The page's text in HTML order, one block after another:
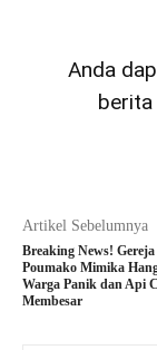
Anda
Artikel Sebelumnya
Breaking News!
Poumako Mimika
Warga Panik dan Api
Membesar